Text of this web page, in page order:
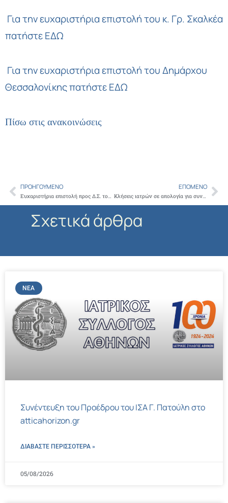
Για την ευχαριστήρια επιστολή του κ. Γρ. Σκαλκέα
πατήστε ΕΔΩ
Για την ευχαριστήρια επιστολή του Δημάρχου
Θεσσαλονίκηςπατήστε ΕΔΩ
Πίσω στις ανακοινώσεις
Prev
ΠΡΟΗΓΟΎΜΕΝΟ
Ευχαριστήρια επιστολή προς Δ.Σ. του Ι.Σ.Α. και κ. Γ. Πατούλη για προσφορά ιατροφαρμακευτικού υλικού στο Κ.Υ. Λέρου
ΕΠΌΜΕΝΟ
Κλήσεις ιατρών σε απολογία για συνταγογράφηση
Σχετικά άρθρα
ΝΈΑ
Συνέντευξη του Προέδρου του ΙΣΑ Γ. Πατούλη στο
atticahorizon.gr
ΔΙΑΒΑΣΤΕ ΠΕΡΙΣΣΌΤΕΡΑ »
05/08/2026